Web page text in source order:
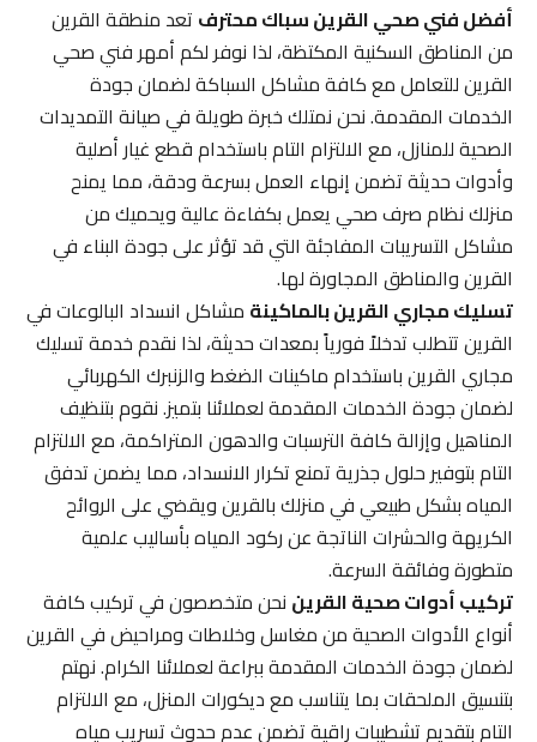
أفضل فني صحي القرين سباك محترفتعد منطقة القرين
من المناطق السكنية المكتظة، لذا نوفر لكم أمهر فني صحي
القرين للتعامل مع كافة مشاكل السباكة لضمان جودة
الخدمات المقدمة. نحن نمتلك خبرة طويلة في صيانة التمديدات
الصحية للمنازل، مع الالتزام التام باستخدام قطع غيار أصلية
وأدوات حديثة تضمن إنهاء العمل بسرعة ودقة، مما يمنح
منزلك نظام صرف صحي يعمل بكفاءة عالية ويحميك من
مشاكل التسريبات المفاجئة التي قد تؤثر على جودة البناء في
القرين والمناطق المجاورة لها.
تسليك مجاري القرين بالماكينةمشاكل انسداد البالوعات في
القرين تتطلب تدخلاً فورياً بمعدات حديثة، لذا نقدم خدمة تسليك
مجاري القرين باستخدام ماكينات الضغط والزنبرك الكهربائي
لضمان جودة الخدمات المقدمة لعملائنا بتميز. نقوم بتنظيف
المناهيل وإزالة كافة الترسبات والدهون المتراكمة، مع الالتزام
التام بتوفير حلول جذرية تمنع تكرار الانسداد، مما يضمن تدفق
المياه بشكل طبيعي في منزلك بالقرين ويقضي على الروائح
الكريهة والحشرات الناتجة عن ركود المياه بأساليب علمية
متطورة وفائقة السرعة.
تركيب أدوات صحية القريننحن متخصصون في تركيب كافة
أنواع الأدوات الصحية من مغاسل وخلاطات ومراحيض في القرين
لضمان جودة الخدمات المقدمة ببراعة لعملائنا الكرام. نهتم
بتنسيق الملحقات بما يتناسب مع ديكورات المنزل، مع الالتزام
التام بتقديم تشطيبات راقية تضمن عدم حدوث تسريب مياه